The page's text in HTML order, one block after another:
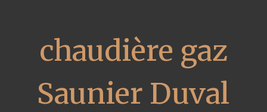
chaudière gaz
Saunier Duval